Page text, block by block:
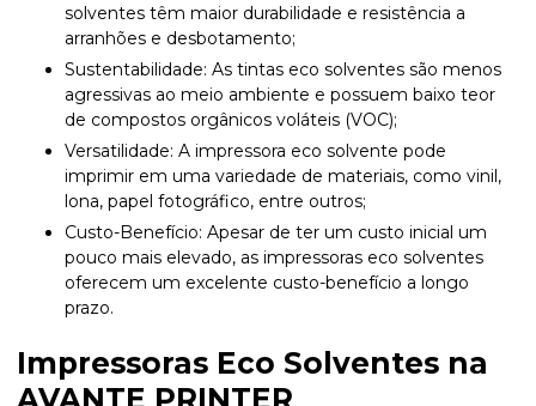
solventes têm maior durabilidade e resistência a
arranhões e desbotamento;
Sustentabilidade: As tintas eco solventes são menos
agressivas ao meio ambiente e possuem baixo teor
de compostos orgânicos voláteis (VOC);
Versatilidade: A impressora eco solvente pode
imprimir em uma variedade de materiais, como vinil,
lona, papel fotográfico, entre outros;
Custo-Benefício: Apesar de ter um custo inicial um
pouco mais elevado, as impressoras eco solventes
oferecem um excelente custo-benefício a longo
prazo.
Impressoras Eco Solventes na
AVANTE PRINTER